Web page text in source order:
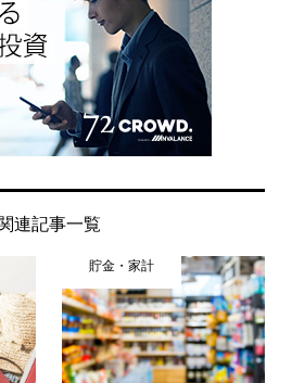
連記事一覧
貯金・家計